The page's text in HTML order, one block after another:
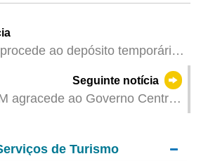
ao depósito temporário
encontrado nos estaleiros do
análise e pesquisa
Seguinte notícia
agracede ao Governo Central
de Turismo